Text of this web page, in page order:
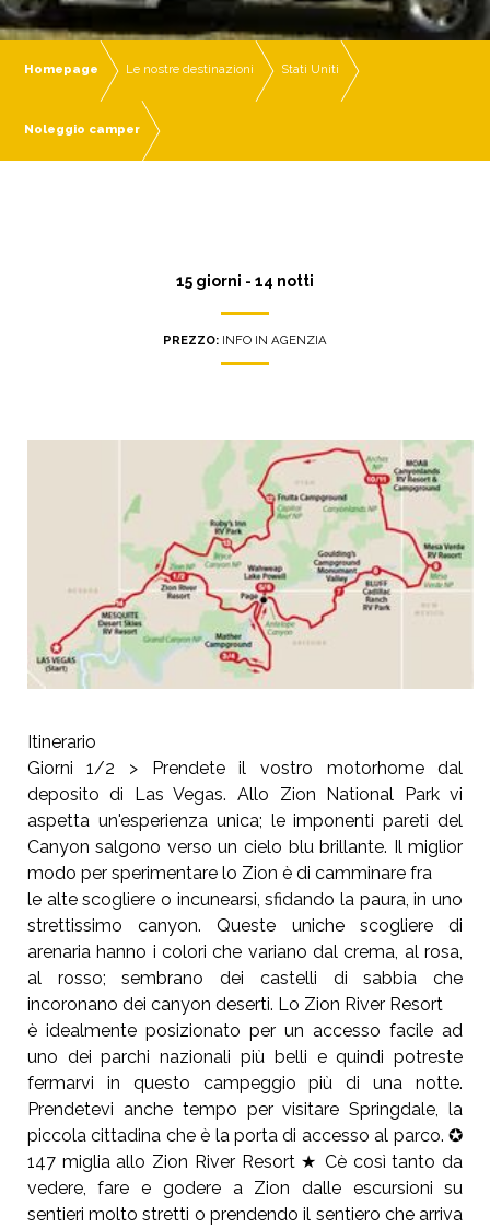
Homepage Le nostre destinazioni Stati Uniti
Noleggio camper
15 giorni - 14 notti
PREZZO: INFO IN AGENZIA
Itinerario
Giorni 1/2 > Prendete il vostro motorhome dal
deposito di Las Vegas. Allo Zion National Park vi
aspetta un'esperienza unica; le imponenti pareti del
Canyon salgono verso un cielo blu brillante. Il miglior
modo per sperimentare lo Zion è di camminare fra
le alte scogliere o incunearsi, sfidando la paura, in uno
strettissimo canyon. Queste uniche scogliere di
arenaria hanno i colori che variano dal crema, al rosa,
al rosso; sembrano dei castelli di sabbia che
incoronano dei canyon deserti. Lo Zion River Resort
è idealmente posizionato per un accesso facile ad
uno dei parchi nazionali più belli e quindi potreste
fermarvi in questo campeggio più di una notte.
Prendetevi anche tempo per visitare Springdale, la
piccola cittadina che è la porta di accesso al parco. ✪
147 miglia allo Zion River Resort ★ Cè così tanto da
vedere, fare e godere a Zion dalle escursioni su
sentieri molto stretti o prendendo il sentiero che arriva